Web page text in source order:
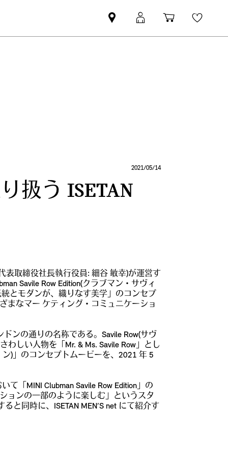
Mini
dealer
MyMini
login
Shopping
cart
2021/05/14
扱う ISETAN
取締役社長執行役員: 細谷 敏幸)が運営す
Savile Row Edition(クラブマン・サヴィ
とモダンが、織りなす美学」のコンセプ
まなマー ケティング・コミュニケーショ
ンの通りの名称である。Savile Row(サヴ
しい人物を「Mr. & Ms. Savile Row」とし
ン)」のコンセプトムービーを、2021 年 5
「MINI Clubman Savile Row Edition」の
ョンの一部のように楽しむ」というスタ
と同時に、ISETAN MEN’S net にて紹介す